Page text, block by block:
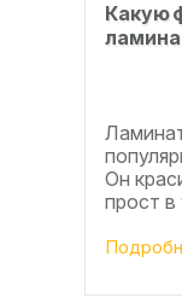
Какую
Он
прост